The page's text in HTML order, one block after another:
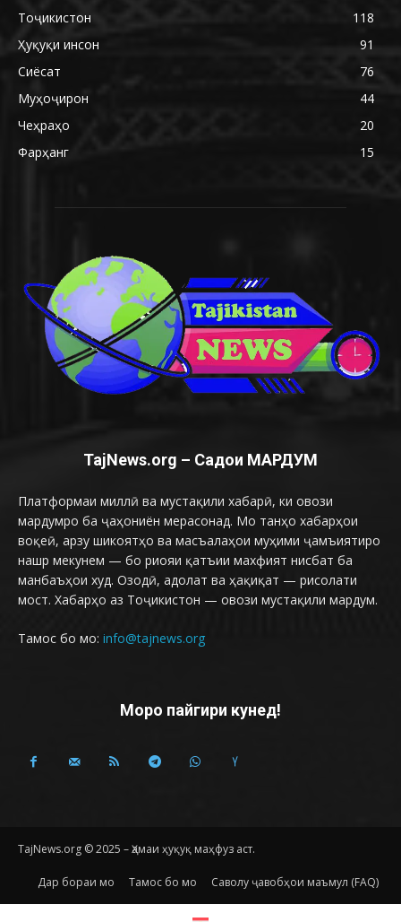
Тоҷикистон
118
Ҳуқуқи инсон
91
Сиёсат
76
Муҳоҷирон
44
Чеҳраҳо
20
Фарҳанг
15
TajNews.org – Садои МАРДУМ
Платформаи миллӣ ва мустақили хабарӣ, ки овози
мардумро ба ҷаҳониён мерасонад. Мо танҳо хабарҳои
воқеӣ, арзу шикоятҳо ва масъалаҳои муҳими ҷамъиятиро
нашр мекунем — бо риояи қатъии махфият нисбат ба
манбаъҳои худ. Озодӣ, адолат ва ҳақиқат — рисолати
мост. Хабарҳо аз Тоҷикистон — овози мустақили мардум.
Тамос бо мо: info@tajnews.org
Моро пайгири кунед!
TajNews.org © 2025 – Ҳамаи ҳуқуқ маҳфуз аст.
Дар бораи мо Тамос бо мо Саволу ҷавобҳои маъмул (FAQ)